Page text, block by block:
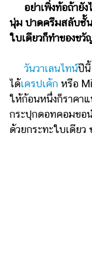
ช้อป
ปิ้ง
รถยนต์
บ้าน
และ
การ
ตกแต่ง
อย่าเพิ่งท้อถ้ายั
นุ่ม ปาดครีมสลับชั้น
ใบเดียวก็ทำของข
วันวาเลนไทน์ปีนี้
ได้เครปเค้ก หรือ
ให้ก้อนหนึ่งก็ราคาแ
กระปุกดอทคอมขอ
ด้วยกระทะใบเดีย